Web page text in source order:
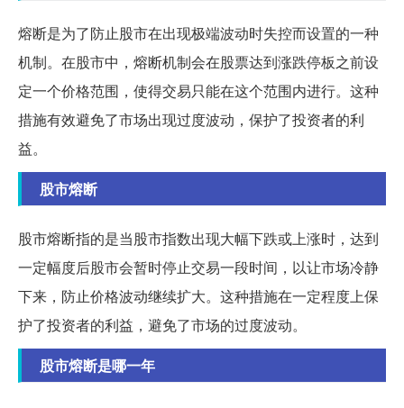
熔断是为了防止股市在出现极端波动时失控而设置的一种
机制。在股市中，熔断机制会在股票达到涨跌停板之前设
定一个价格范围，使得交易只能在这个范围内进行。这种
措施有效避免了市场出现过度波动，保护了投资者的利
益。
股市熔断
股市熔断指的是当股市指数出现大幅下跌或上涨时，达到
一定幅度后股市会暂时停止交易一段时间，以让市场冷静
下来，防止价格波动继续扩大。这种措施在一定程度上保
护了投资者的利益，避免了市场的过度波动。
股市熔断是哪一年